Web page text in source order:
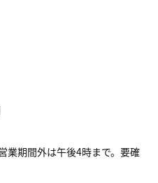
期間外は午後4時まで。要確